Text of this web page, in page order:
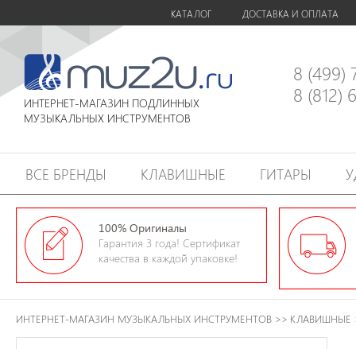
КАТАЛОГ ДОСТАВКА И ОПЛАТА
ИНТЕРНЕТ-МАГАЗИН ПОДЛИННЫХ
МУЗЫКАЛЬНЫХ ИНСТРУМЕНТОВ
8 (499)
8 (812)
ВСЕ БРЕНДЫ КЛАВИШНЫЕ ГИТАРЫ
100% Оригиналы
Гарантия 3 года! Сертификат
качества в каждой упаковке!
ИНТЕРНЕТ-МАГАЗИН МУЗЫКАЛЬНЫХ ИНСТРУМЕНТОВ >> КЛАВИШНЫЕ